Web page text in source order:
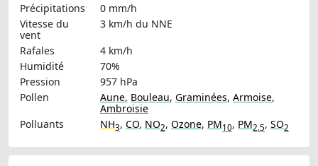
Précipitations
0 mm/h
Vitesse du
vent
3 km/h du NNE
Rafales
4 km/h
Humidité
70%
Pression
957 hPa
Pollen
Aune, Bouleau, Graminées, Armoise,
Ambroisie
Polluants
NH3, CO, NO2, Ozone, PM10, PM2.5, SO2